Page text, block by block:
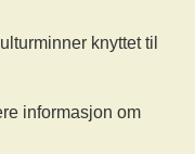
knyttet til
informasjon om